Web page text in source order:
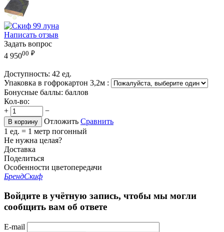
Написать отзыв
Задать вопрос
4 95000 ₽
Доступность: 42 ед.
Упаковка в гофрокартон 3,2м :
Бонусные баллы: баллов
Кол-во:
+
−
В корзину Отложить Сравнить
1 ед. = 1 метр погонный
Не нужна целая?
Доставка
Поделиться
Особенности цветопередачи
БрендСкиф
Войдите в учётную запись, чтобы мы могли
сообщить вам об ответе
E-mail